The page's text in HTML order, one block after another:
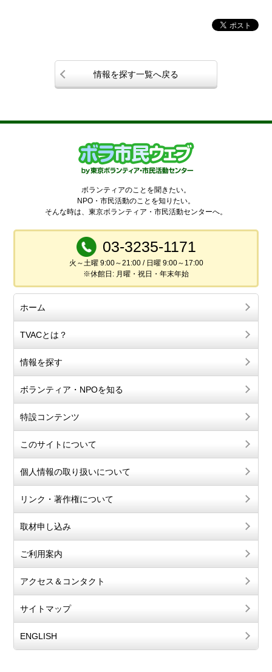
情報を探す一覧へ戻る
ボランティアのことを聞きたい。
NPO・市民活動のことを知りたい。
そんな時は、東京ボランティア・市民活動センターへ。
03-3235-1171
火～土曜 9:00～21:00 / 日曜 9:00～17:00
※休館日: 月曜・祝日・年末年始
ホーム
TVACとは？
情報を探す
ボランティア・NPOを知る
特設コンテンツ
このサイトについて
個人情報の取り扱いについて
リンク・著作権について
取材申し込み
ご利用案内
アクセス＆コンタクト
サイトマップ
ENGLISH